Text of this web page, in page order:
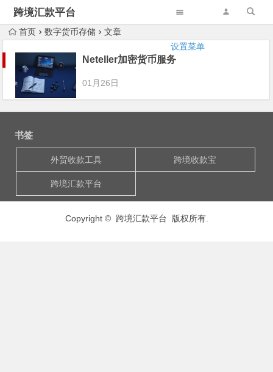
跨境汇款平台
设置菜单
首页 数字货币存储 文章
Neteller加密货币服务
01月26日
书签
外贸收款工具 跨境收款宝
跨境汇款平台
Copyright © 跨境汇款平台 版权所有.